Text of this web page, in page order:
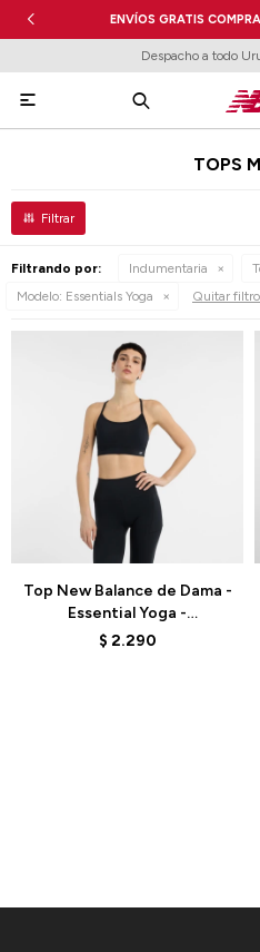
ENVÍOS GRATIS
Despacho a todo

TOPS
Filtrando por: Indumentaria
Modelo: Essentials Yoga Quitar
Top New Balance de Dama -
Essential Yoga -
WB51039BK - ELD
$ 2.290